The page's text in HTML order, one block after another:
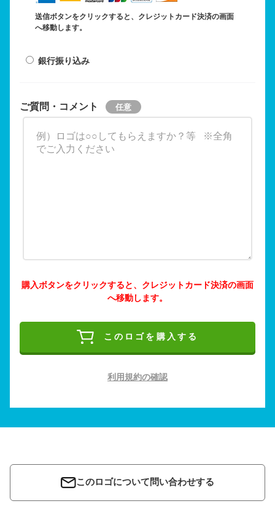
送信ボタンをクリックすると、クレジットカード決済の画面
へ移動します。
銀行振り込み
ご質問・コメント
購入ボタンをクリックすると、クレジットカード決済の画面
へ移動します。
このロゴを購入する
利用規約の確認
このロゴについて問い合わせする